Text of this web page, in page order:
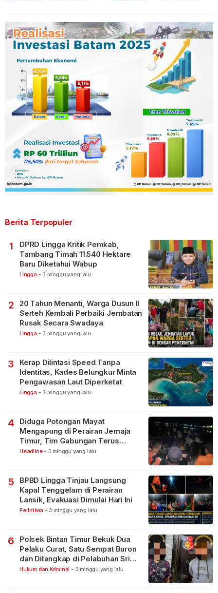
Berita Terpopuler
1
DPRD Lingga Kritik Pemkab,
Tambang Timah 11.540 Hektare
Baru Diketahui Wabup
Lingga - 3 minggu yang lalu
2
20 Tahun Menanti, Warga Dusun II
Serteh Kembali Perbaiki Jembatan
Rusak Secara Swadaya
Lingga - 3 minggu yang lalu
3
Kerap Dilintasi Speed Tanpa
Identitas, Kades Belungkur Minta
Pengawasan Laut Diperketat
Lingga - 3 minggu yang lalu
4
Diduga Potongan Mayat
Mengapung di Perairan Jemaja
Timur, Tim Gabungan Terus
Lakukan Pencarian
Headline - 3 minggu yang lalu
5
BPBD Lingga Tinjau Langsung
Kapal Tenggelam di Perairan
Lansik, Evakuasi Dimulai Hari Ini
Peristiwa - 3 minggu yang lalu
6
Polsek Bintan Timur Bekuk Dua
Pelaku Curat, Satu Sempat Buron
dan Ditangkap di Pelabuhan Sri
Bintan Pura
Hukum dan Kriminal - 3 minggu yang lalu